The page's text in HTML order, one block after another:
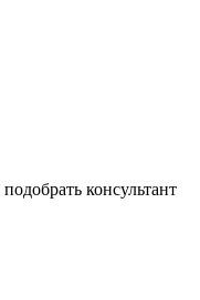
консультант